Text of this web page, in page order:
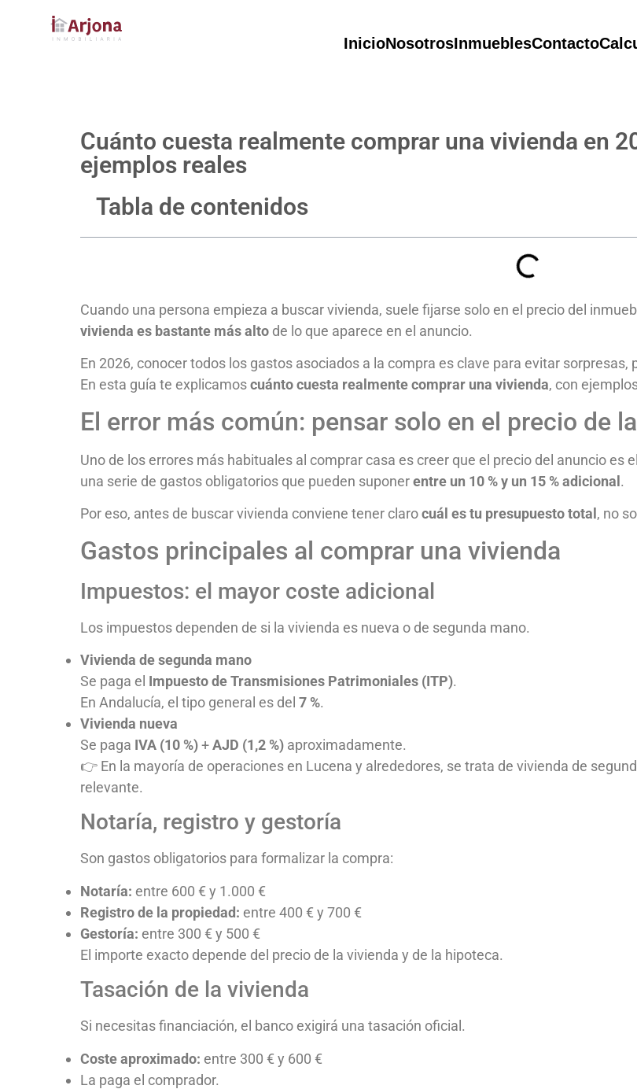
InicioNosotrosInmueblesContacto
Cuánto cuesta realmente comprar una vivienda en
ejemplos reales
Tabla de contenidos
Cuando una persona empieza a buscar vivienda, suele fijarse solo en el precio del
vivienda es bastante más alto de lo que aparece en el anuncio.
En 2026, conocer todos los gastos asociados a la compra es clave para evitar
En esta guía te explicamoscuánto cuesta realmente comprar una vivienda, con
El error más común: pensar solo en el precio de
Uno de los errores más habituales al comprar casa es creer que el precio del anuncio es
una serie de gastos obligatorios que pueden suponerentre un 10 % y un 15 % adicional.
Por eso, antes de buscar vivienda conviene tener clarocuál es tu presupuesto total , no
Gastos principales al comprar una vivienda
Impuestos: el mayor coste adicional
Los impuestos dependen de si la vivienda es nueva o de segunda mano.
Vivienda de segunda mano
Se paga el Impuesto de Transmisiones Patrimoniales (ITP).
En Andalucía, el tipo general es del 7 %.
Vivienda nueva
Se paga IVA (10 %)+AJD (1,2 %) aproximadamente.
👉 En la mayoría de operaciones en Lucena y alrededores, se trata de vivienda de
relevante.
Notaría, registro y gestoría
Son gastos obligatorios para formalizar la compra:
Notaría: entre 600 € y 1.000 €
Registro de la propiedad: entre 400 € y 700 €
Gestoría: entre 300 € y 500 €
El importe exacto depende del precio de la vivienda y de la hipoteca.
Tasación de la vivienda
Si necesitas financiación, el banco exigirá una tasación oficial.
Coste aproximado: entre 300 € y 600 €
La paga el comprador.